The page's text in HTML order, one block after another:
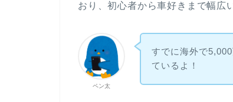
おり、初心者から車好きまで幅広
ペン太
すでに海外で
ているよ！